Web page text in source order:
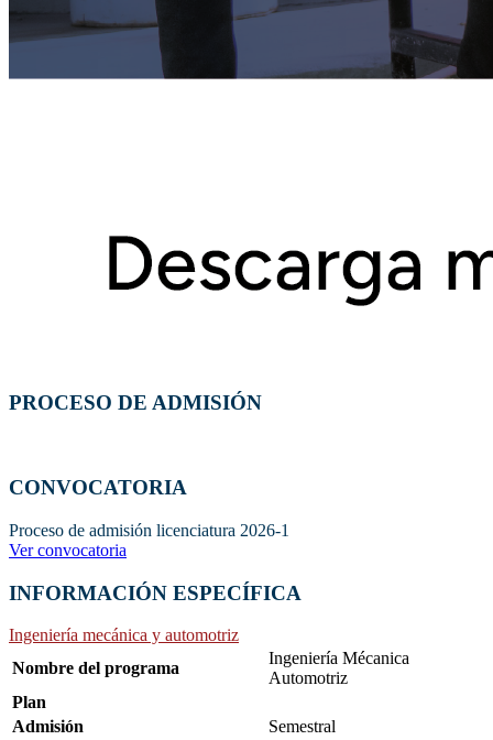
PROCESO DE ADMISIÓN
CONVOCATORIA
Proceso de admisión licenciatura 2026-1
Ver convocatoria
INFORMACIÓN ESPECÍFICA
Ingeniería mecánica y automotriz
Nombre del programa
Ingeniería Mécanica
Automotriz
Plan
Admisión
Semestral